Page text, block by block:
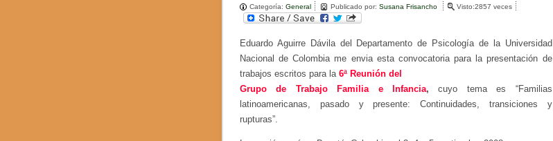
Categoría: General Publicado por: Susana Frisancho Visto:2857 veces
Eduardo Aguirre Dávila del Departamento de Psicología de la Universidad
Nacional de Colombia me envia esta convocatoria para la presentación de
trabajos escritos para la 6ª Reunión del
Grupo de Trabajo Familia e Infancia, cuyo tema es “Familias
latinoamericanas, pasado y presente: Continuidades, transiciones y
rupturas”.